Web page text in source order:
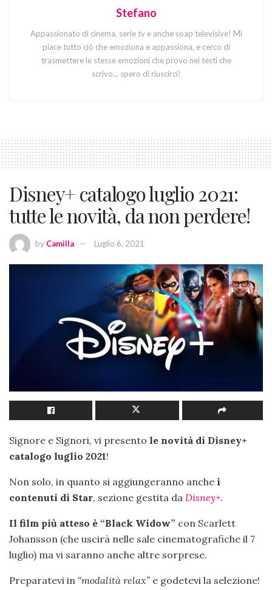
Stefano
Appassionato di cinema, serie tv e anche soap televisive! Mi
piace tutto ciò che emoziona e appassiona, e cerco di
trasmettere le stesse emozioni che provo nei testi che
scrivo... spero di riuscirci!
Disney+ catalogo luglio 2021:
tutte le novità, da non perdere!
by Camilla Luglio 6, 2021
Signore e Signori, vi presento le novità di Disney+
catalogo luglio 2021!
Non solo, in quanto si aggiungeranno anche i
contenuti di Star, sezione gestita da Disney+.
Il film più atteso è “Black Widow” con Scarlett
Johansson (che uscirà nelle sale cinematografiche il 7
luglio) ma vi saranno anche altre sorprese.
Preparatevi in “modalità relax” e godetevi la selezione!